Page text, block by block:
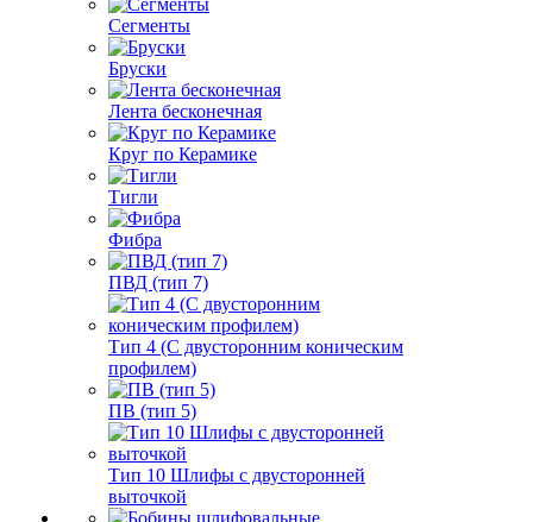
Сегменты
Бруски
Лента бесконечная
Круг по Керамике
Тигли
Фибра
ПВД (тип 7)
Тип 4 (С двусторонним коническим
профилем)
ПВ (тип 5)
Тип 10 Шлифы с двусторонней
выточкой